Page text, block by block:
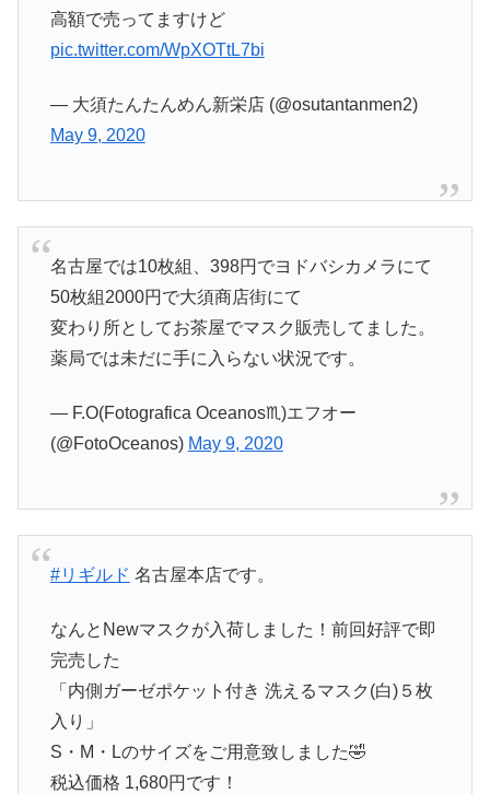
高額で売ってますけど
pic.twitter.com/WpXOTtL7bi
— 大須たんたんめん新栄店 (@osutantanmen2)
May 9, 2020
名古屋では10枚組、398円でヨドバシカメラにて
50枚組2000円で大須商店街にて
変わり所としてお茶屋でマスク販売してました。
薬局では未だに手に入らない状況です。
— F.O(Fotografica Oceanos♏)エフオー
(@FotoOceanos) May 9, 2020
#リギルド 名古屋本店です。
なんとNewマスクが入荷しました！前回好評で即
完売した
「内側ガーゼポケット付き 洗えるマスク(白)５枚
入り」
S・M・Lのサイズをご用意致しました🤣
税込価格 1,680円です！